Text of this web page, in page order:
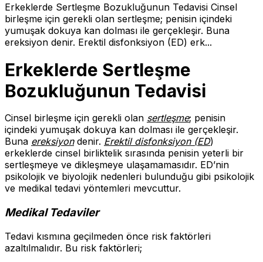
Erkeklerde Sertleşme Bozukluğunun Tedavisi Cinsel
birleşme için gerekli olan sertleşme; penisin içindeki
yumuşak dokuya kan dolması ile gerçekleşir. Buna
ereksiyon denir. Erektil disfonksiyon (ED) erk...
Erkeklerde Sertleşme
Bozukluğunun Tedavisi
Cinsel birleşme için gerekli olan sertleşme; penisin
içindeki yumuşak dokuya kan dolması ile gerçekleşir.
Buna ereksiyondenir. Erektil disfonksiyon (ED)
erkeklerde cinsel birliktelik sırasında penisin yeterli bir
sertleşmeye ve dikleşmeye ulaşamamasıdır. ED’nin
psikolojik ve biyolojik nedenleri bulunduğu gibi psikolojik
ve medikal tedavi yöntemleri mevcuttur.
Medikal Tedaviler
Tedavi kısmına geçilmeden önce risk faktörleri
azaltılmalıdır. Bu risk faktörleri;